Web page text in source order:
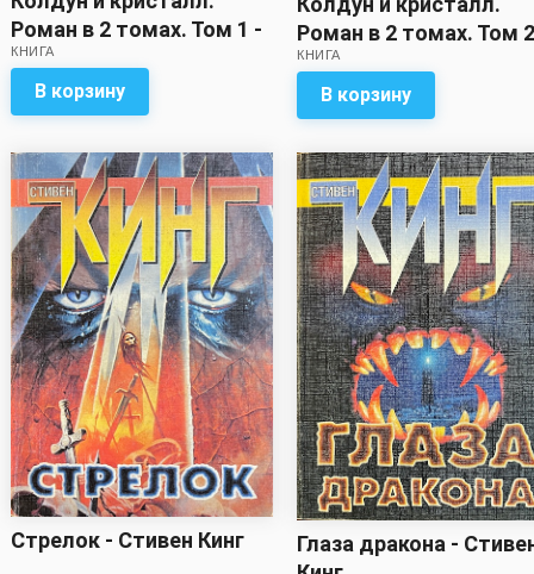
Роман в 2 томах. Том 1 -
Стивен Кинг
КНИГА
В корзину
Роман в 2 томах. Том
Стивен Кинг
КНИГА
В корзину
Стрелок - Стивен Кинг
Глаза дракона -